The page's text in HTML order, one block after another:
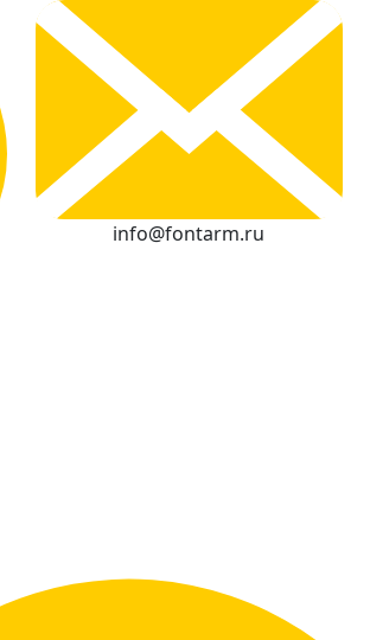
info@fontarm.ru